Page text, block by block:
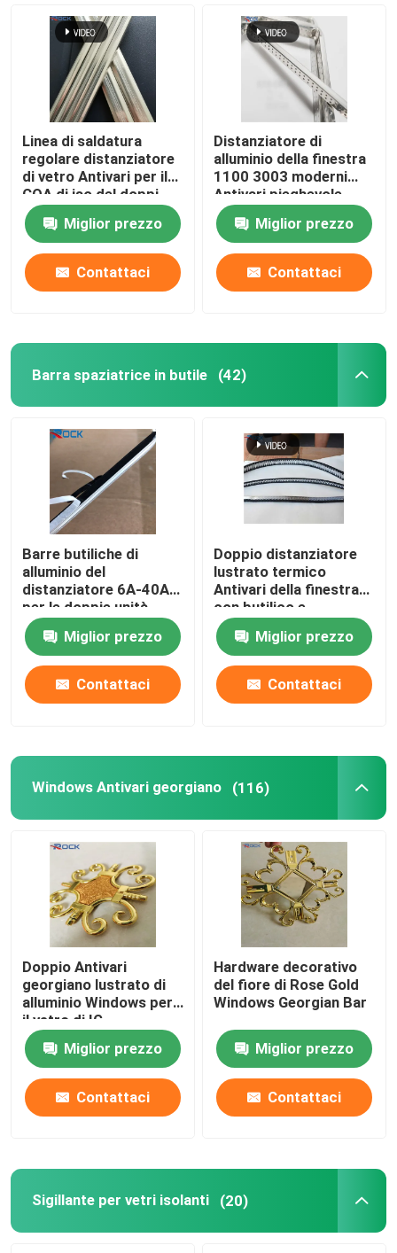
Casa
Circa noi
Giro della fabbrica
Controllo di qualità
Contattici
Richieda una citazione
Barra spaziatrice in butile
Windows Antivari georgiano
Sigillante per vetri isolanti
Barra distanziatrice bordo caldo
Nastro sigillante butilico
Tappetino in sughero
Diseccante del setaccio molecolare
Macchina per piegare l'alluminio
Linea di saldatura
regolare distanziatore
di vetro Antivari per il
COA di iso del doppi
vetri
Miglior prezzo
Contattaci
Distanziatore di
alluminio della finestra
1100 3003 moderni
Antivari pieghevole
Miglior prezzo
Contattaci
Barra spaziatrice in butile (42)
Barre butiliche di
alluminio del
distanziatore 6A-40A
per le doppie unità
lustrate
Miglior prezzo
Contattaci
Doppio distanziatore
lustrato termico
Antivari della finestra
con butilico e
molecolare
Miglior prezzo
Contattaci
Windows Antivari georgiano (116)
Doppio Antivari
georgiano lustrato di
alluminio Windows per
il vetro di IG
Miglior prezzo
Contattaci
Hardware decorativo
del fiore di Rose Gold
Windows Georgian Bar
Miglior prezzo
Contattaci
Sigillante per vetri isolanti (20)